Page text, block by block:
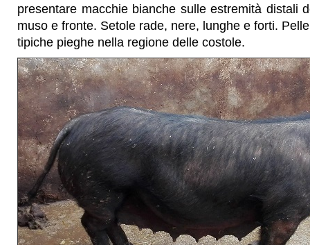
presentare macchie bianche sulle estremità distali
muso e fronte. Setole rade, nere, lunghe e forti.
tipiche pieghe nella regione delle costole.